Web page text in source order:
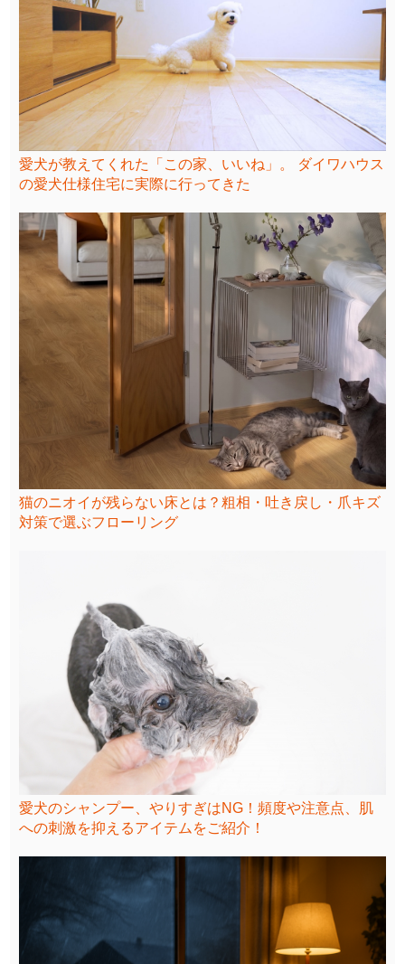
愛犬が教えてくれた「この家、いいね」。 ダイワハウス
の愛犬仕様住宅に実際に行ってきた
猫のニオイが残らない床とは？粗相・吐き戻し・爪キズ
対策で選ぶフローリング
愛犬のシャンプー、やりすぎはNG！頻度や注意点、肌
への刺激を抑えるアイテムをご紹介！